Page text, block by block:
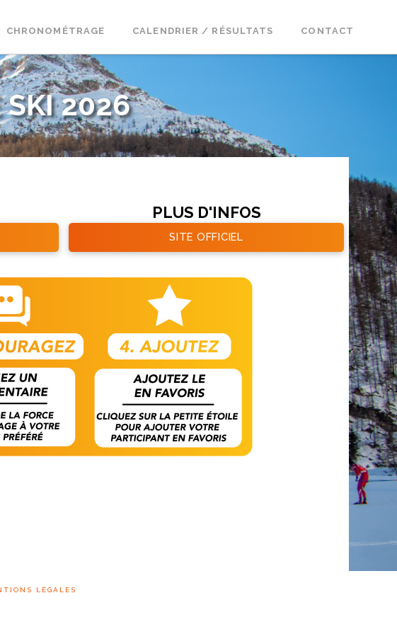
CHRONOMÉTRAGE CALENDRIER / RÉSULTATS CONTACT
SKI 2026
PLUS D'INFOS
SITE OFFICIEL
LÉGALES